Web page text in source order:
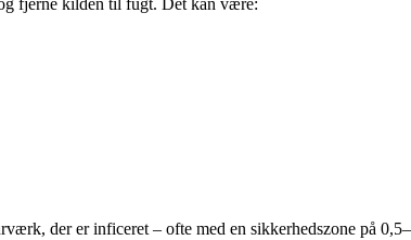
fjerne kilden til fugt. Det kan være:
der er inficeret – ofte med en sikkerhedszone på